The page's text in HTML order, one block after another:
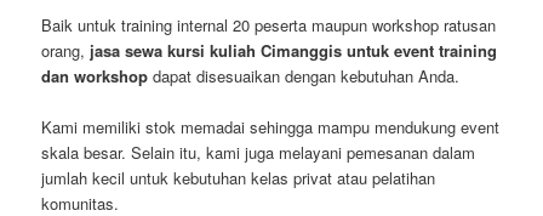
Baik untuk training internal 20 peserta maupun workshop ratusan
orang, jasa sewa kursi kuliah Cimanggis untuk event training
dan workshop dapat disesuaikan dengan kebutuhan Anda.
Kami memiliki stok memadai sehingga mampu mendukung event
skala besar. Selain itu, kami juga melayani pemesanan dalam
jumlah kecil untuk kebutuhan kelas privat atau pelatihan
komunitas.